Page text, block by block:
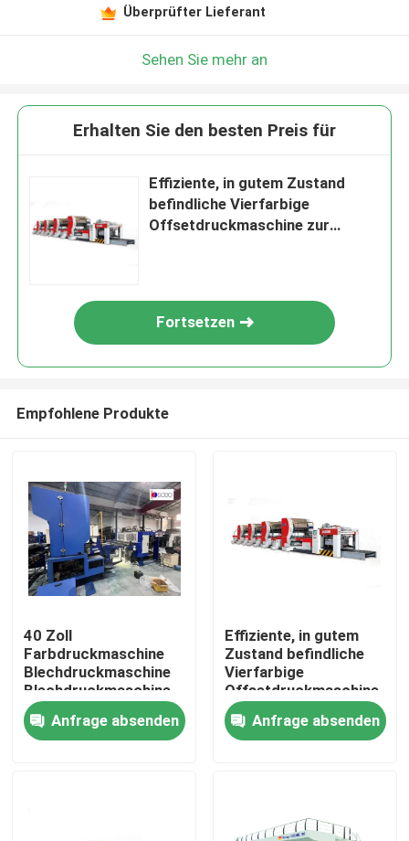
Haus
Überprüfter Lieferant
Sehen Sie mehr an
Erhalten Sie den besten Preis für
Effiziente, in gutem Zustand
befindliche Vierfarbige
Offsetdruckmaschine zur
Fortsetzen
Empfohlene Produkte
40 Zoll
Farbdruckmaschine
Blechdruckmaschine
Blechdruckmaschine
Anfrage absenden
Effiziente, in gutem
Zustand befindliche
Vierfarbige
Offsetdruckmaschine
zur Beschichtung von
Blechplatten
Anfrage absenden